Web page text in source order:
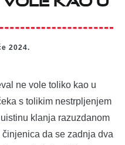
2024.
ne vole toliko kao u
s tolikim nestrpljenjem
klanja razuzdanom
da se zadnja dva